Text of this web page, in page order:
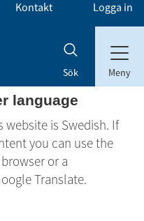
Kontakt Logga in
Sök Meny
language
is Swedish. If
you can use the
or a
Translate.